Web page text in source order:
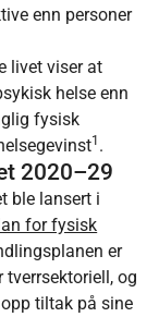
enn personer
livet viser at
helse enn
fysisk
1 .
2020–29
ble lansert i
for fysisk
er
tverrsektoriell, og
tiltak på sine